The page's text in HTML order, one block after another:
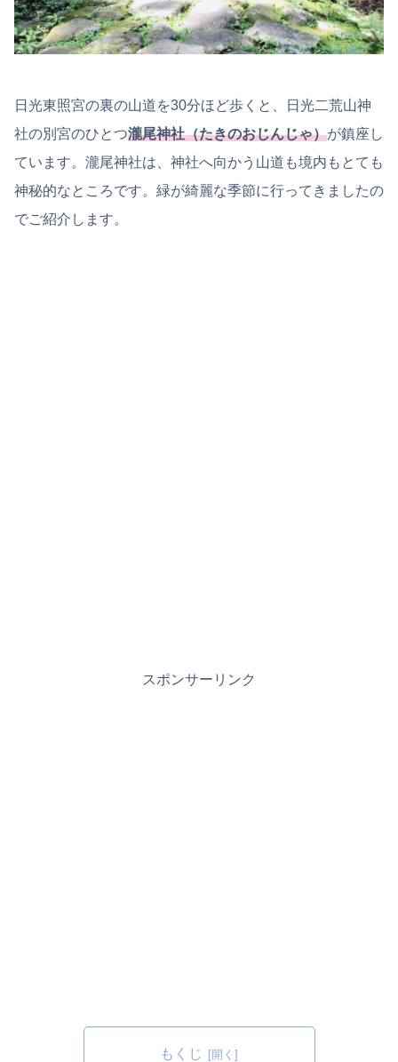
日光東照宮の裏の山道を30分ほど歩くと、日光二荒山神
社の別宮のひとつ瀧尾神社（たきのおじんじゃ）が鎮座し
ています。瀧尾神社は、神社へ向かう山道も境内もとても
神秘的なところです。緑が綺麗な季節に行ってきましたの
でご紹介します。
スポンサーリンク
もくじ